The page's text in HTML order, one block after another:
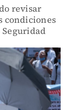
revisar
condiciones